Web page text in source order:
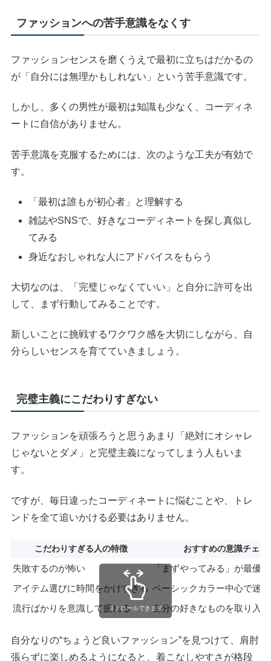
ファッションへの苦手意識をなくす
ファッションセンスを磨くうえで最初に立ちはだかるの
が「自分には無理かもしれない」という苦手意識です。
しかし、多くの男性が最初は知識も少なく、コーディネ
ートに自信がありません。
苦手意識を克服するためには、次のような工夫が有効で
す。
「最初は誰もが初心者」と理解する
雑誌やSNSで、好きなコーディネートを探し真似し
てみる
身近なおしゃれな人にアドバイスをもらう
大切なのは、「完璧じゃなくていい」と自分に許可を出
して、まず行動してみることです。
新しいことに挑戦するワクワク感を大切にしながら、自
分らしいセンスを育てていきましょう。
完璧主義にこだわりすぎない
ファッションを頑張ろうと思うあまり「絶対にオシャレ
じゃないとダメ」と完璧主義になってしまう人もいま
す。
ですが、毎日違ったコーディネートに悩むことや、トレ
ンドを全て追いかける必要はありません。
こだわりすぎる人の特徴 おすすめの意識チェン
失敗するのが怖い
「まずやってみる」が最優先
アイテム選びに時間をかけすぎる ベーシックカラー中心で迷
流行ばかりを意識して疲れる
自分の好きなものを取り入
スクロールできます
自分なりの“ちょうど良いファッション”を見つけて、肩肘
張らずに楽しめるようになると、着こなしやすさが格段